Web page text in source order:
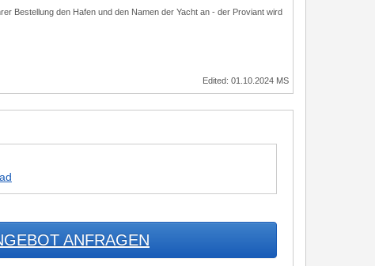
Bestellung den Hafen und den Namen der Yacht an - der Proviant wird
Edited: 01.10.2024 MS
ANFRAGEN